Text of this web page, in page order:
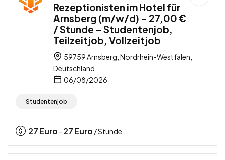
Rezeptionisten im Hotel für
Arnsberg (m/w/d) – 27,00 €
/ Stunde – Studentenjob,
Teilzeitjob, Vollzeitjob
59759 Arnsberg, Nordrhein-Westfalen,
Deutschland
06/08/2026
Studentenjob
27Euro - 27Euro / Stunde